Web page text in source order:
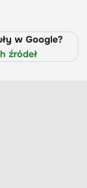
w Google?
źródeł